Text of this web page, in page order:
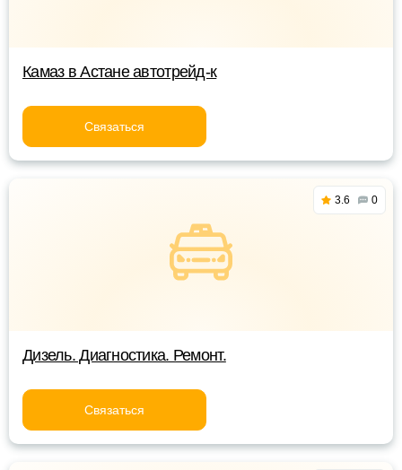
Камаз в Астане автотрейд-к
Связаться
3.6 0
Дизель. Диагностика. Ремонт.
Связаться